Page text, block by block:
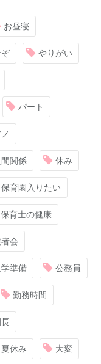
お昼寝
やりがい
パート
間関係 休み
保育園入りたい
保育士の健康
会
学準備 公務員
勤務時間
夏休み 大変